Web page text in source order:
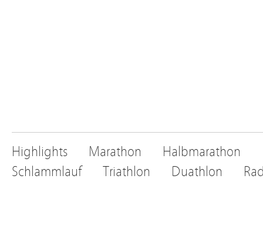
Highlights Marathon Halbmarathon
Schlammlauf
Triathlon Duathlon